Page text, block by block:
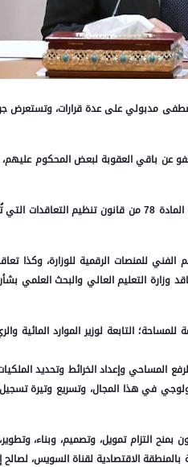
الأسبوعي رقم 47 برئاسة الدكتور مصطفى مدبولي على عدة
باقي العقوبة لبعض المحكوم عليهم،
2. وافق مجلس الوزراء على طلبات بعض الجهات التعاقد وفقاً لأحكام
للمنصات الرقمية للوزارة، وكذا
لمشروع متحف الجزيرة والحضارة سراي النصر (9)، وتعاقد وزارة
التابعة لوزير الموارد المائية
وإعداد الخرائط وتحديد
في هذا المجال، وتسريع وتيرة
التزام تمويل، وتصميم، وبناء،
الاقتصادية لقناة السويس،